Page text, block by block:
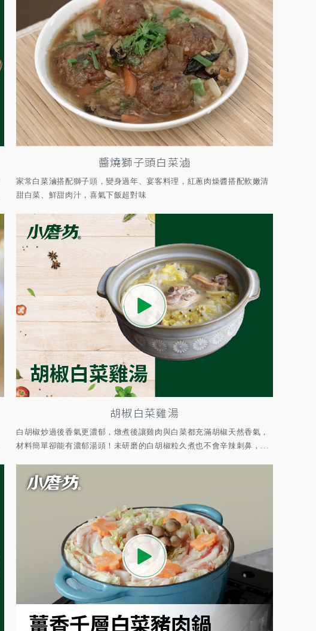
醬燒獅子頭白菜滷
家常白菜滷搭配獅子頭，變身過年、宴客料理，紅蔥肉燥醬搭配軟嫩清
甜白菜、鮮甜肉汁，喜氣下飯超對味
胡椒白菜雞湯
白胡椒炒過後香氣更濃郁，燉煮後讓雞肉與白菜都充滿胡椒天然香氣，
材料簡單卻能有濃郁湯頭！未研磨的白胡椒粒久煮也不會辛辣刺鼻，...